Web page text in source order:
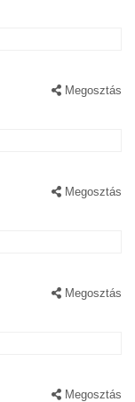
Megosztás
Megosztás
Megosztás
Megosztás